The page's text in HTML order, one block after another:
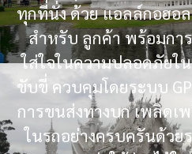
ทุกที่นั่ง ด้วย แอลล์กอฮอ
สำหรับ ลูกค้า พร้อมกา
ใส่ใจในความปลอดภัยใ
ขับขี่ ควบคุมโดยระบบ
การขนส่งทางบก เพลิดเ
ในรถอย่างครบครันด้ว